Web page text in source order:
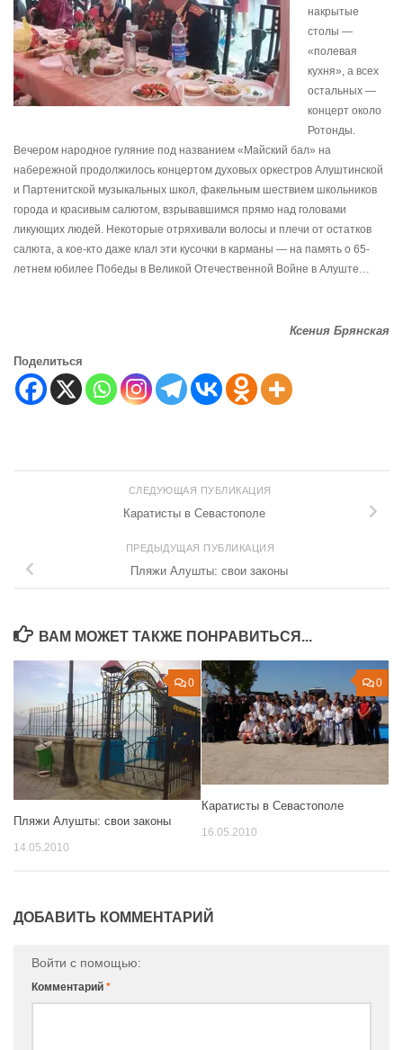
накрытые
столы —
«полевая
кухня», а всех
остальных —
концерт около
Ротонды.
Вечером народное гуляние под названием «Майский бал» на
набережной продолжилось концертом духовых оркестров Алуштинской
и Партенитской музыкальных школ, факельным шествием школьников
города и красивым салютом, взрывавшимся прямо над головами
ликующих людей. Некоторые отряхивали волосы и плечи от остатков
салюта, а кое-кто даже клал эти кусочки в карманы — на память о 65-
летнем юбилее Победы в Великой Отечественной Войне в Алуште…
Ксения Брянская
Поделиться
СЛЕДУЮЩАЯ ПУБЛИКАЦИЯ
Каратисты в Севастополе
ПРЕДЫДУЩАЯ ПУБЛИКАЦИЯ
Пляжи Алушты: свои законы
ВАМ МОЖЕТ ТАКЖЕ ПОНРАВИТЬСЯ...
0
Пляжи Алушты: свои законы
14.05.2010
0
Каратисты в Севастополе
16.05.2010
ДОБАВИТЬ КОММЕНТАРИЙ
Войти с помощью:
Комментарий *